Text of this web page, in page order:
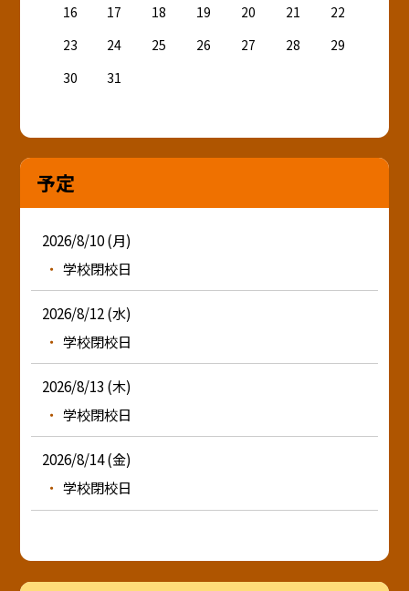
16
17 18 19 20 21
22
23
24 25 26 27 28
29
30
31
予定
2026/8/10 (月)
学校閉校日
2026/8/12 (水)
学校閉校日
2026/8/13 (木)
学校閉校日
2026/8/14 (金)
学校閉校日